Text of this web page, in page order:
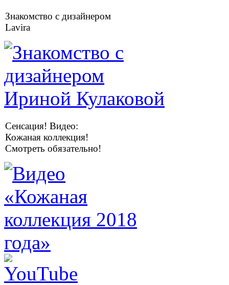
Знакомство с дизайнером
Lavira
Сенсация! Видео:
Кожаная коллекция!
Смотреть обязательно!